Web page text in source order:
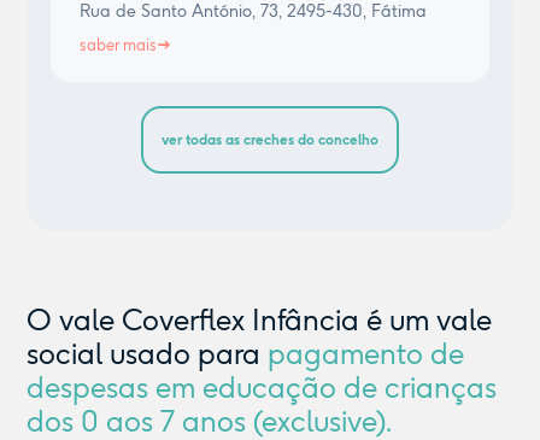
Rua de Santo António, 73, 2495-430, Fátima
saber mais
ver todas as creches do concelho
O vale Coverflex Infância é um vale
social usado para pagamento de
despesas em educação de crianças
dos 0 aos 7 anos (exclusive).